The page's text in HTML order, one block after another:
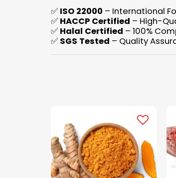
✅ ISO 22000 – International
✅ HACCP Certified – High-
✅ Halal Certified – 100%
✅ SGS Tested – Quality